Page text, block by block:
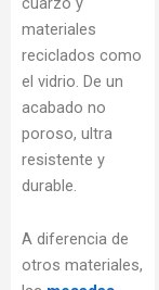
materiales
reciclados como
el vidrio. De un
acabado no
poroso, ultra
resistente y
durable.
A diferencia de
otros materiales,